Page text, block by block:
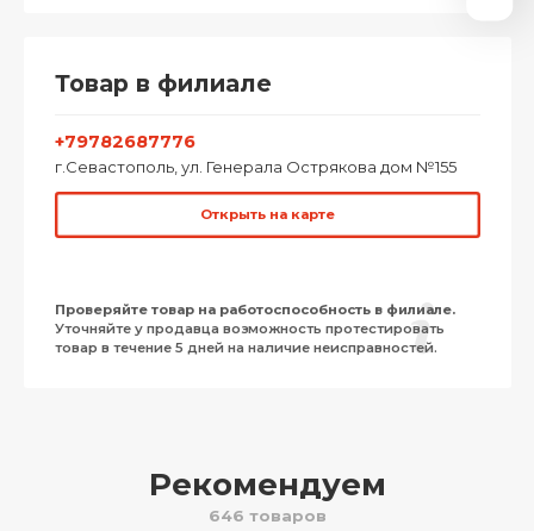
Товар в филиале
+79782687776
г.Севастополь, ул. Генерала Острякова дом №155
Открыть на карте
Проверяйте товар на работоспособность в филиале.
Уточняйте у продавца возможность протестировать
товар в течение 5 дней на наличие неисправностей.
Рекомендуем
646 товаров